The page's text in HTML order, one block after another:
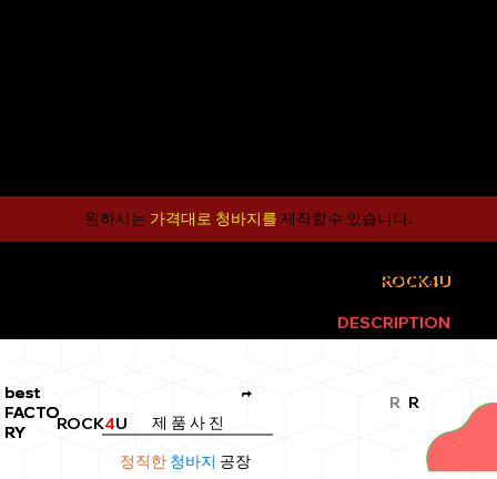
best
FACTO
RY
R
제 품 사 진
ROCK4U
정직한 청바지 공장
R
best
FACTO
RY
t
원하시는 가격대로 청바지를 제작할수 있습니다.​
ROCK4U
DESCRIPTION
ROCK4U